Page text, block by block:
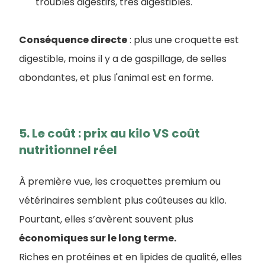
Conséquence directe: plus une croquette est
digestible, moins il y a de gaspillage, de selles
abondantes, et plus l'animal est en forme.
5. Le coût : prix au kilo VS coût
nutritionnel réel
À première vue, les croquettes premium ou
vétérinaires semblent plus coûteuses au kilo.
Pourtant, elles s’avèrent souvent plus
économiques sur le long terme.
Riches en protéines et en lipides de qualité, elles